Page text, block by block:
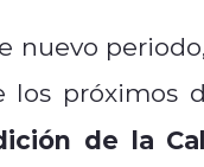
nuevo
los próximos
de la